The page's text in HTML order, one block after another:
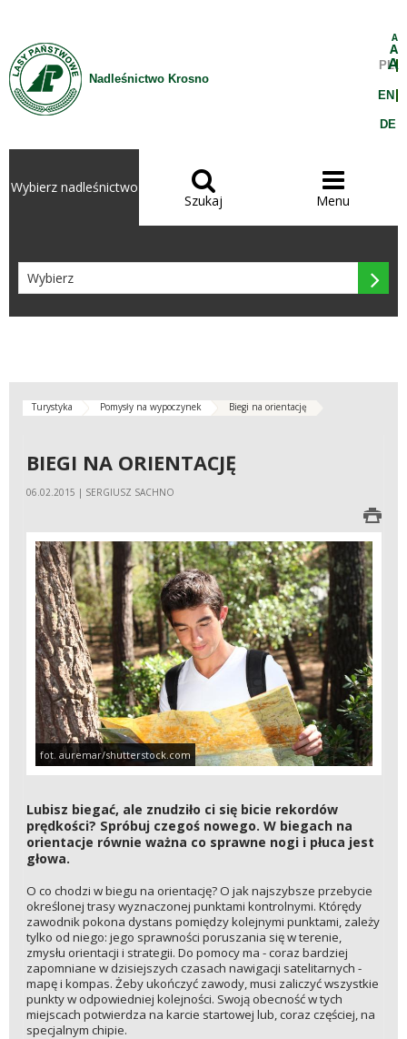
Nadleśnictwo Krosno
A
A
A
PL
EN
DE
Wybierz nadleśnictwo 
Szukaj

Menu

Turystyka Pomysły na wypoczynek Biegi na orientację
BIEGI NA ORIENTACJĘ
06.02.2015 | SERGIUSZ SACHNO
fot. auremar/shutterstock.com
Lubisz biegać, ale znudziło ci się bicie rekordów
prędkości? Spróbuj czegoś nowego. W biegach na
orientacje równie ważna co sprawne nogi i płuca jest
głowa.
O co chodzi w biegu na orientację? O jak najszybsze przebycie
określonej trasy wyznaczonej punktami kontrolnymi. Którędy
zawodnik pokona dystans pomiędzy kolejnymi punktami, zależy
tylko od niego: jego sprawności poruszania się w terenie,
zmysłu orientacji i strategii. Do pomocy ma - coraz bardziej
zapomniane w dzisiejszych czasach nawigacji satelitarnych -
mapę i kompas. Żeby ukończyć zawody, musi zaliczyć wszystkie
punkty w odpowiedniej kolejności. Swoją obecność w tych
miejscach potwierdza na karcie startowej lub, coraz częściej, na
specjalnym chipie.